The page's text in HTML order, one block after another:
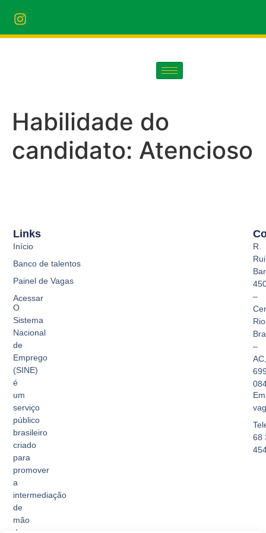
Habilidade do
candidato: Atencioso
O
Sistema
Nacional
de
Emprego
(SINE)
é
um
serviço
público
brasileiro
criado
para
promover
a
intermediação
de
mão
Links
Início
Banco de talentos
Painel de Vagas
Acessar
R.
Rui
–
Rio
–
AC,
68